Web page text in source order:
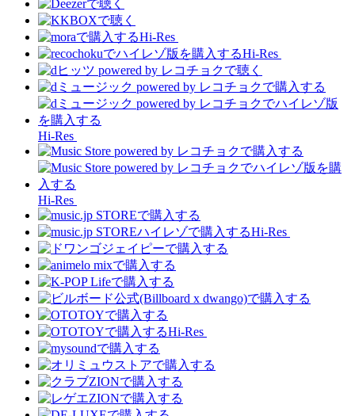
Hi-Res
Hi-Res
Hi-Res
Hi-Res
Hi-Res
Hi-Res